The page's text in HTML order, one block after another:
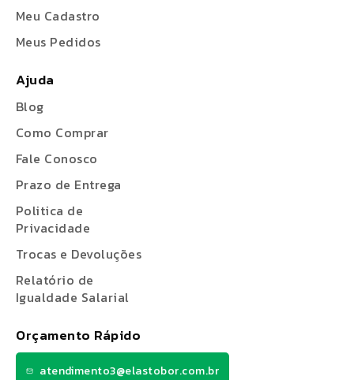
Meu Cadastro
Meus Pedidos
Ajuda
Blog
Como Comprar
Fale Conosco
Prazo de Entrega
Politica de
Privacidade
Trocas e Devoluções
Relatório de
Igualdade Salarial
Orçamento Rápido
atendimento3@elastobor.com.br